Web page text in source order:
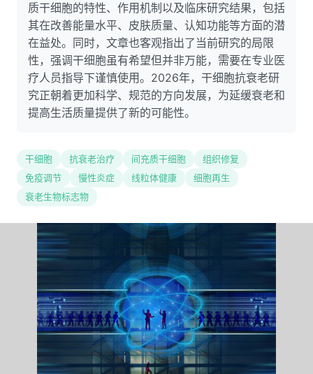
质干细胞的特性、作用机制以及临床研究结果，包括
其在改善能量水平、皮肤质量、认知功能等方面的潜
在益处。同时，文章也客观指出了当前研究的局限
性，强调干细胞虽有希望但并非万能，需要在专业医
疗人员指导下谨慎使用。2026年，干细胞抗衰老研
究正朝着更加科学、规范的方向发展，为延缓衰老和
提高生活质量提供了新的可能性。
干细胞 抗衰老治疗 间充质干细胞
组织修复
免疫调节
慢性炎症 线粒体健康
细胞再生
衰老生物标志物